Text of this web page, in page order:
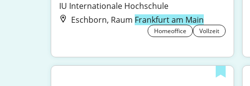
IU Internationale Hochschule
Eschborn, Raum Frankfurt am Main
Homeoffice Vollzeit